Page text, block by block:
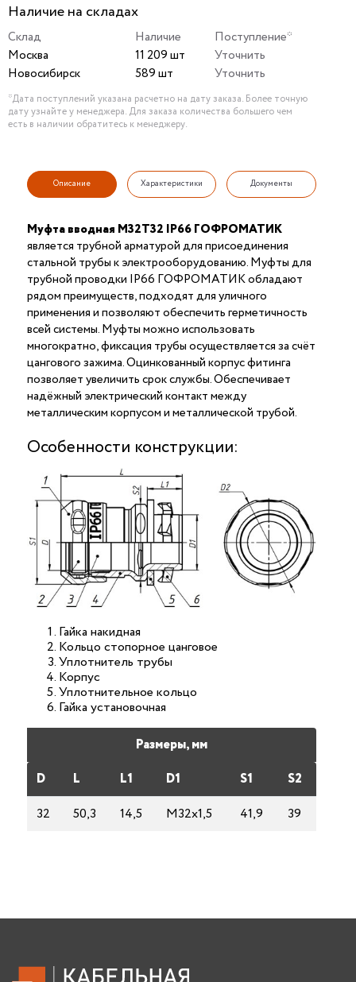
Наличие на складах
Склад Наличие
Поступление*
Москва
11 209 шт
Уточнить
Новосибирск
589 шт Уточнить
*Дата поступлений указана расчетно на дату заказа. Более точную
дату узнайте у менеджера. Для заказа количества большего чем
есть в наличии обратитесь к менеджеру.
Описание Характеристики Документы
Муфта вводная М32Т32 IP66 ГОФРОМАТИК
является трубной арматурой для присоединения
стальной трубы к электрооборудованию. Муфты для
трубной проводки IP66 ГОФРОМАТИК обладают
рядом преимуществ, подходят для уличного
применения и позволяют обеспечить герметичность
всей системы. Муфты можно использовать
многократно, фиксация трубы осуществляется за счёт
цангового зажима. Оцинкованный корпус фитинга
позволяет увеличить срок службы. Обеспечивает
надёжный электрический контакт между
металлическим корпусом и металлической трубой.
Особенности конструкции:
Гайка накидная
Кольцо стопорное цанговое
Уплотнитель трубы
Корпус
Уплотнительное кольцо
Гайка установочная
Размеры, мм
D
L L1 D1 S1
S2
32
50,3 14,5 М32х1,5 41,9 39